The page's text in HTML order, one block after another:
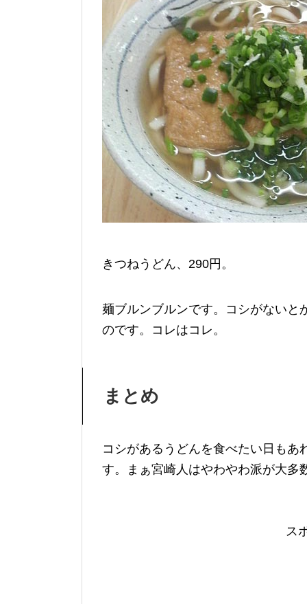
きつねうどん、290円。
麺ブルンブルンです。コシがないと
のです。コレはコレ。
まとめ
コシがあるうどんを食べたい日も
す。まぁ宮崎人はやわやわ派が大多
ス